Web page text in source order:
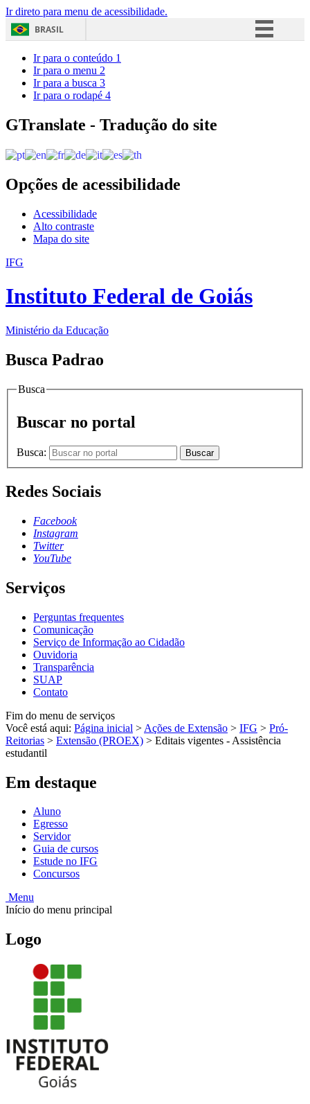
Ir direto para menu de acessibilidade.
BRASIL
Acesso à informação
Ir para o conteúdo 1
Ir para o menu 2
Ir para a busca 3
Ir para o rodapé 4
GTranslate - Tradução do site
Opções de acessibilidade
Acessibilidade
Alto contraste
Mapa do site
IFG
Instituto Federal de Goiás
Ministério da Educação
Busca Padrao
Busca
Buscar no portal
Busca: Buscar
Redes Sociais
Facebook
Instagram
Twitter
YouTube
Serviços
Perguntas frequentes
Comunicação
Serviço de Informação ao Cidadão
Ouvidoria
Transparência
SUAP
Contato
Fim do menu de serviços
Você está aqui: Página inicial > Ações de Extensão > IFG > Pró-
Reitorias > Extensão (PROEX) > Editais vigentes - Assistência
estudantil
Em destaque
Aluno
Egresso
Servidor
Guia de cursos
Estude no IFG
Concursos
Menu
Início do menu principal
Logo